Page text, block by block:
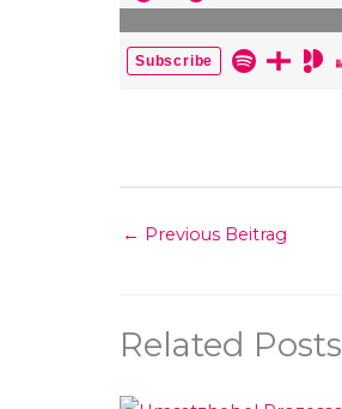
← Previous Beitrag
Related Posts